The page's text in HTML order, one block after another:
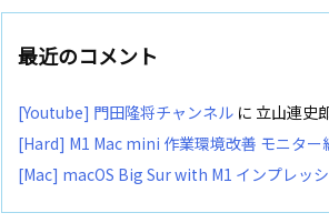
最近のコメント
[Youtube] 門田隆将チャンネル に 立山連史
[Hard] M1 Mac mini 作業環境改善 モニター
[Mac] macOS Big Sur with M1 インプレッ